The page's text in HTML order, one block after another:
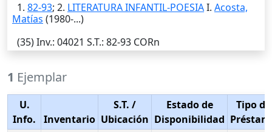
1. 82-93; 2. LITERATURA INFANTIL-POESIAI. Acosta,
Matías (1980-...)
(35)Inv.: 04021 S.T.: 82-93 CORn
1 Ejemplar
U.
Info.
Inventario
S.T. /
Ubicación
Estado de
Disponibilidad
Tipo de